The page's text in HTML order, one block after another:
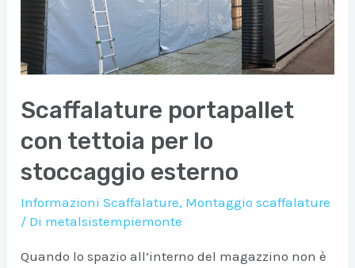
Scaffalature portapallet
con tettoia per lo
stoccaggio esterno
Informazioni Scaffalature, Montaggio scaffalature
/ Di metalsistempiemonte
Quando lo spazio all’interno del magazzino non è
DISATTIVA
DISATTIVA